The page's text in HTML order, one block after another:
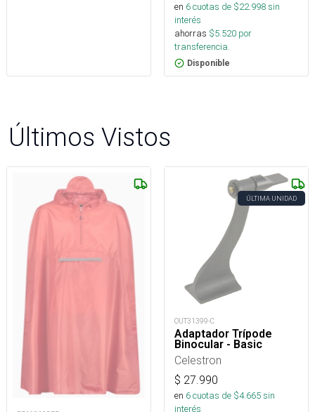
en 6cuotas de $22.998sin
interés
ahorras $5.520 por
transferencia.
Disponible
Últimos Vistos
ÚLTIMA UNIDAD
OUT31399-C
Adaptador Trípode
Binocular - Basic
Celestron
$ 27.990
en 6cuotas de $4.665sin
interés